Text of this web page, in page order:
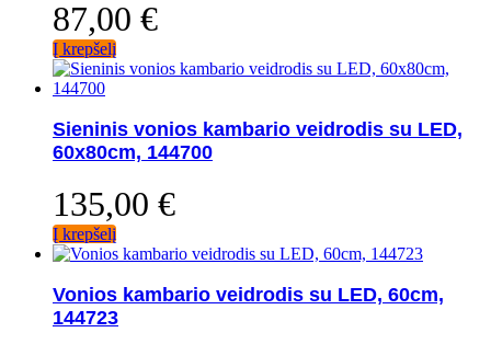
87,00 €
Į krepšelį
Sieninis vonios kambario veidrodis su LED,
60x80cm, 144700
135,00 €
Į krepšelį
Vonios kambario veidrodis su LED, 60cm,
144723